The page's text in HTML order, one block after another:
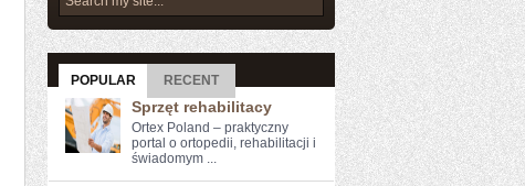
POPULAR RECENT
Sprzęt rehabilitacy
Ortex Poland – praktyczny
portal o ortopedii, rehabilitacji i
świadomym ...